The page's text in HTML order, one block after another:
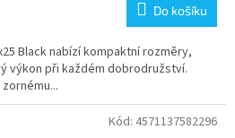
Do košíku
Black nabízí kompaktní rozměry,
výkon při každém dobrodružství.
Kód: 4571137582296